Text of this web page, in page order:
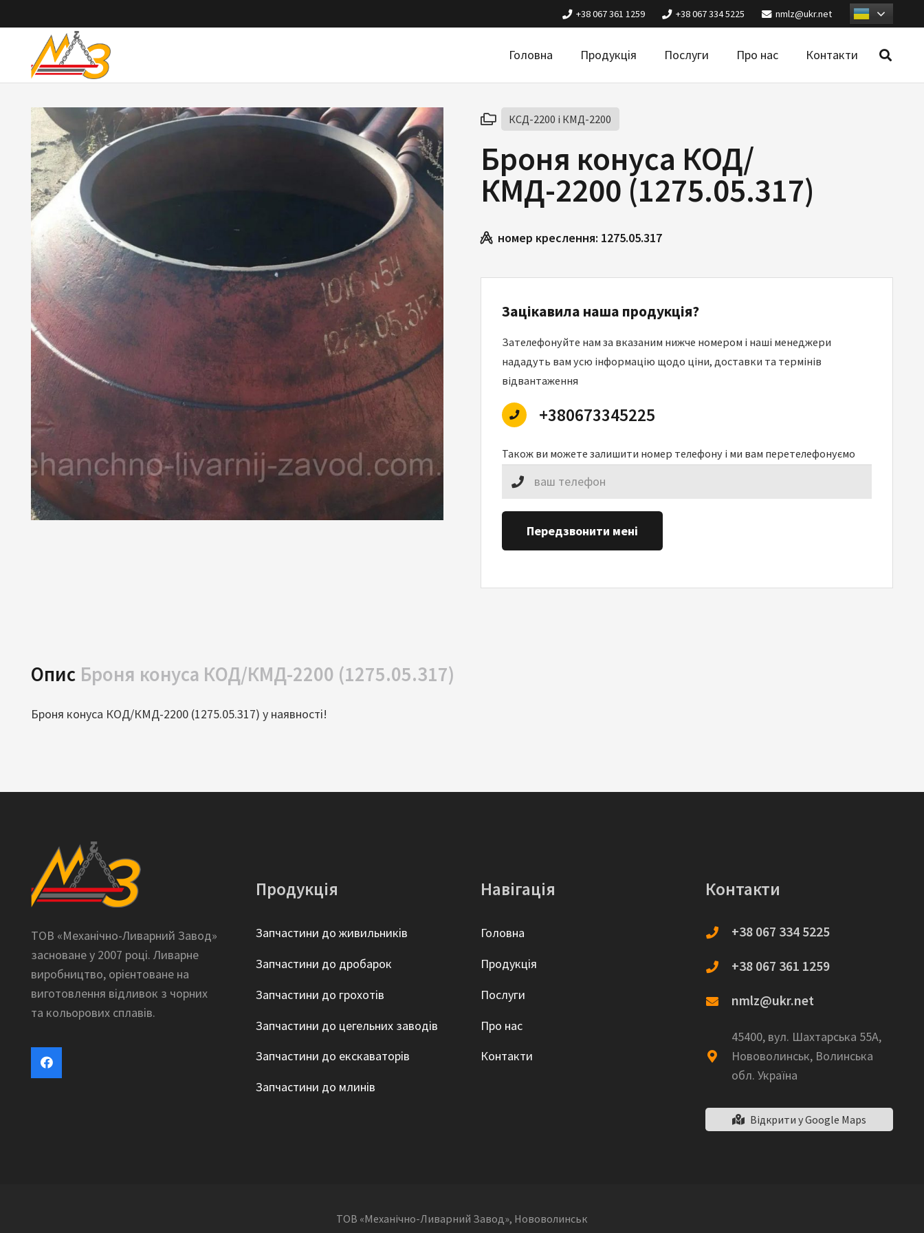
+38 067 361 1259 +38 067 334 5225 nmlz@ukr.net
Головна Продукція Послуги Про нас Контакти
КСД-2200 і КМД-2200
Броня конуса КОД/
КМД-2200 (1275.05.317)
номер креслення: 1275.05.317
Зацікавила наша продукція?
Зателефонуйте нам за вказаним нижче номером і наші менеджери
нададуть вам усю інформацію щодо ціни, доставки та термінів
відвантаження
+380673345225
Також ви можете залишити номер телефону і ми вам перетелефонуємо
Передзвонити мені
Опис Броня конуса КОД/КМД-2200 (1275.05.317)
Броня конуса КОД/КМД-2200 (1275.05.317) у наявності!
ТОВ «Механічно-Ливарний Завод»
засноване у 2007 році. Ливарне
виробництво, орієнтоване на
виготовлення відливок з чорних
та кольорових сплавів.
Продукція
Запчастини до живильників
Запчастини до дробарок
Запчастини до грохотів
Запчастини до цегельних заводів
Запчастини до екскаваторів
Запчастини до млинів
Навігація
Головна
Продукція
Послуги
Про нас
Контакти
Контакти
+38 067 334 5225
+38 067 361 1259
nmlz@ukr.net
45400, вул. Шахтарська 55А,
Нововолинськ, Волинська
обл. Україна
Відкрити у Google Maps
ТОВ «Механічно-Ливарний Завод», Нововолинськ